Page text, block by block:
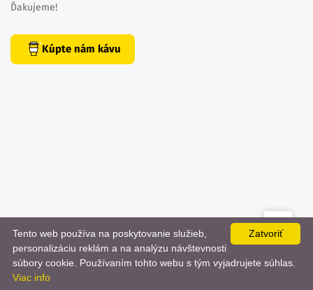
Ďakujeme!
Kúpte nám kávu
created bydanielhrenak.sk
📨
Zatvoriť
Tento web používa na poskytovanie služieb,
personalizáciu reklám a na analýzu návštevnosti
súbory cookie. Používaním tohto webu s tým vyjadrujete súhlas.
Viac info